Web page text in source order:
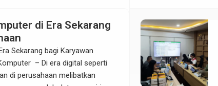
di Era Sekarang
Sekarang bagi Karyawan
– Di era digital seperti
di perusahaan melibatkan